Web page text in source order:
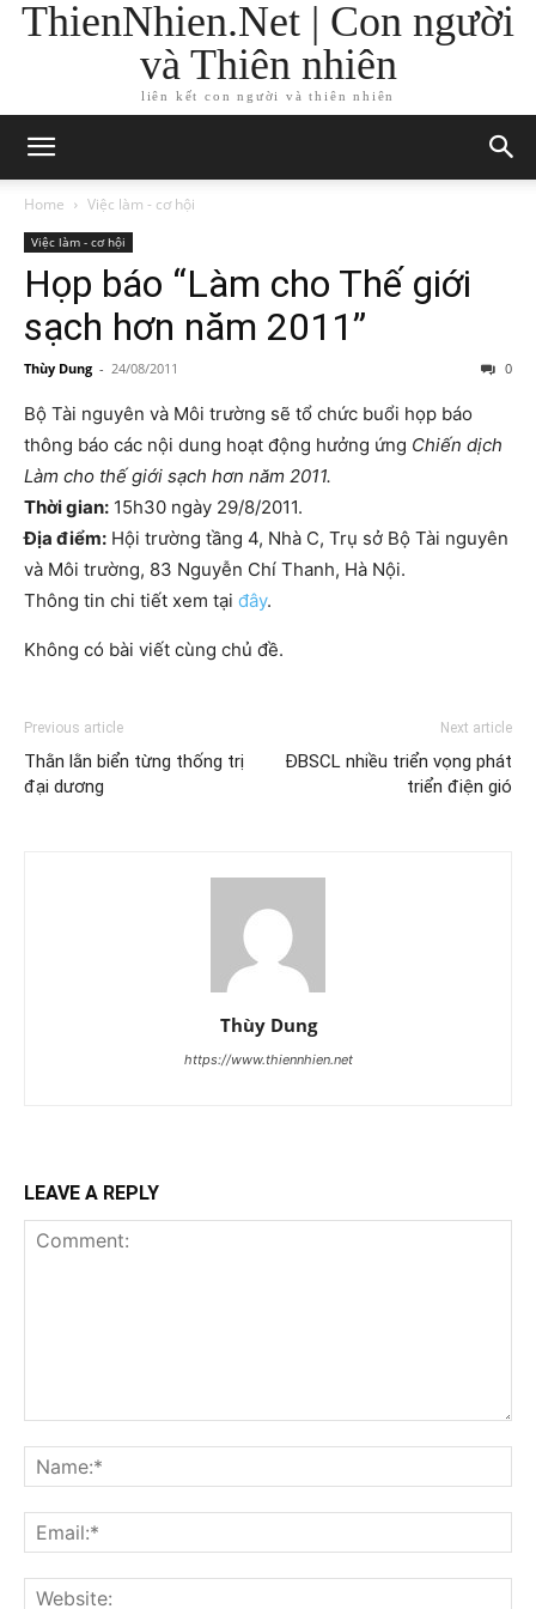
ThienNhien.Net | Con người
và Thiên nhiên
liên kết con người và thiên nhiên
Home Việc làm - cơ hội
Việc làm - cơ hội
Họp báo “Làm cho Thế giới
sạch hơn năm 2011”
Thùy Dung - 24/08/2011 0
Bộ Tài nguyên và Môi trường sẽ tổ chức buổi họp báo
thông báo các nội dung hoạt động hưởng ứng Chiến dịch
Làm cho thế giới sạch hơn năm 2011.
Thời gian: 15h30 ngày 29/8/2011.
Địa điểm: Hội trường tầng 4, Nhà C, Trụ sở Bộ Tài nguyên
và Môi trường, 83 Nguyễn Chí Thanh, Hà Nội.
Thông tin chi tiết xem tại đây.
Không có bài viết cùng chủ đề.
Previous article
Thằn lằn biển từng thống trị
đại dương
Next article
ĐBSCL nhiều triển vọng phát
triển điện gió
Thùy Dung
https://www.thiennhien.net
LEAVE A REPLY